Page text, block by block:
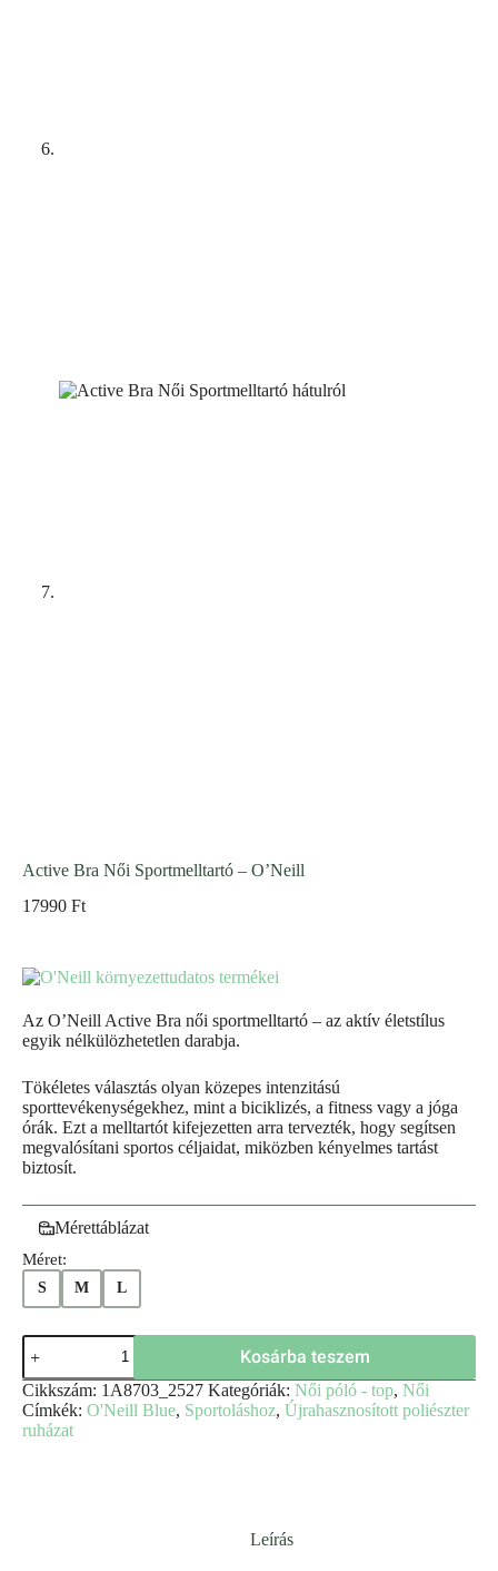
Active Bra Női Sportmelltartó – O’Neill
17990 Ft
Az O’Neill Active Bra női sportmelltartó – az aktív életstílus
egyik nélkülözhetetlen darabja.
Tökéletes választás olyan közepes intenzitású
sporttevékenységekhez, mint a biciklizés, a fitness vagy a jóga
órák. Ezt a melltartót kifejezetten arra tervezték, hogy segítsen
megvalósítani sportos céljaidat, miközben kényelmes tartást
biztosít.
Mérettáblázat
Méret:
S M L
Kosárba teszem
Cikkszám: 1A8703_2527 Kategóriák: Női póló - top, Női
Címkék: O'Neill Blue, Sportoláshoz, Újrahasznosított poliészter
ruházat
Leírás